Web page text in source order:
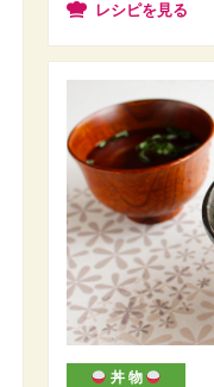
レシピを見る
丼 物